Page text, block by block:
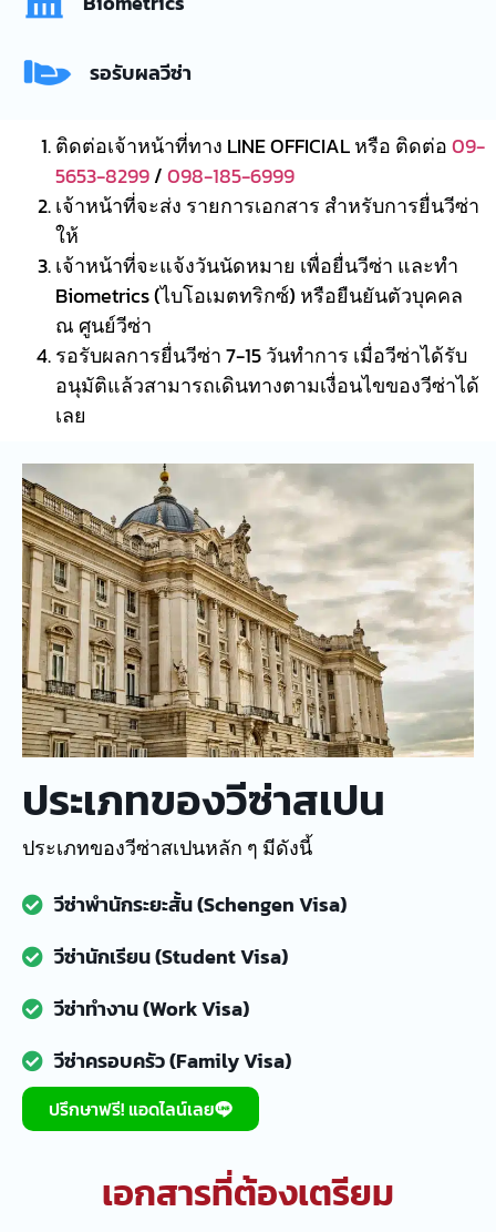
รอรับผลวีซ่า
ติดต่อเจ้าหน้าที่ทาง LINE OFFICIAL หรือ ติดต่อ09-
5653-8299/098-185-6999
เจ้าหน้าที่จะส่ง รายการเอกสาร สำหรับการยื่นวีซ่า
ให้
เจ้าหน้าที่จะแจ้งวันนัดหมาย เพื่อยื่นวีซ่า และทำ
Biometrics (ไบโอเมตทริกซ์) หรือยืนยันตัวบุคคล
ณ ศูนย์วีซ่า
รอรับผลการยื่นวีซ่า 7-15 วันทำการ เมื่อวีซ่าได้รับ
อนุมัติแล้วสามารถเดินทางตามเงื่อนไขของวีซ่าได้
เลย
ประเภทของวีซ่าสเปน
ประเภทของวีซ่าสเปนหลัก ๆ มีดังนี้
วีซ่าพำนักระยะสั้น (Schengen Visa)
วีซ่านักเรียน (Student Visa)
วีซ่าทำงาน (Work Visa)
วีซ่าครอบครัว (Family Visa)
ปรึกษาฟรี! แอดไลน์เลย
เอกสารที่ต้องเตรียม